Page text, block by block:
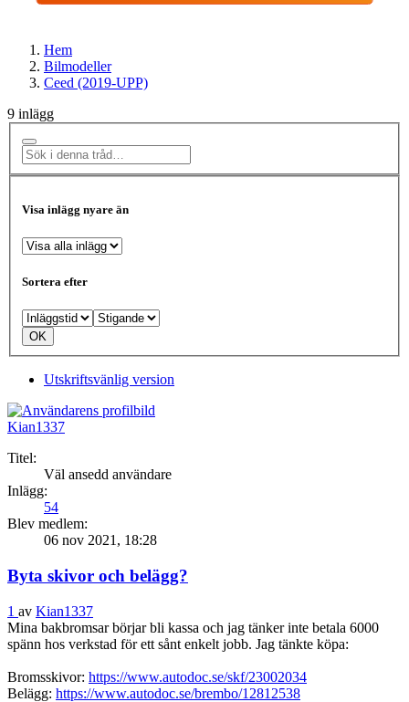
Hem
Bilmodeller
Ceed (2019-UPP)
9 inlägg
Visa inlägg nyare än
Sortera efter
Utskriftsvänlig version
Kian1337
Titel:
Väl ansedd användare
Inlägg:
54
Blev medlem:
06 nov 2021, 18:28
Byta skivor och belägg?
1 av Kian1337
Mina bakbromsar börjar bli kassa och jag tänker inte betala 6000
spänn hos verkstad för ett sånt enkelt jobb. Jag tänkte köpa:
Bromsskivor: https://www.autodoc.se/skf/23002034
Belägg: https://www.autodoc.se/brembo/12812538